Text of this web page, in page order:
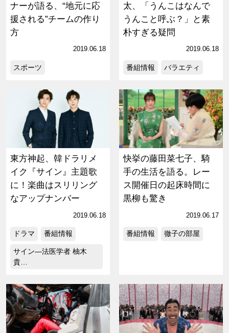
ナーが語る、“地元に応
援される”チームの作り
方
2019.06.18
スポーツ
太、「うんこはなんで
うんこと呼ぶ？」と素
朴すぎる疑問
2019.06.18
番組情報 バラエティ
東方神起、韓ドラリメ
イク『サイン』主題歌
に！楽曲はスリリング
なアップナンバー
2019.06.18
ドラマ 番組情報
サイン―法医学者 柚木
貴…
快挙の藤田菜七子、騎
手の生活を語る。レー
ス開催日の起床時間に
黒柳も驚き
2019.06.17
番組情報 徹子の部屋